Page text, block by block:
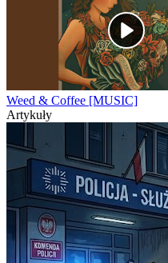
Weed & Coffee [MUSIC]
Artykuły